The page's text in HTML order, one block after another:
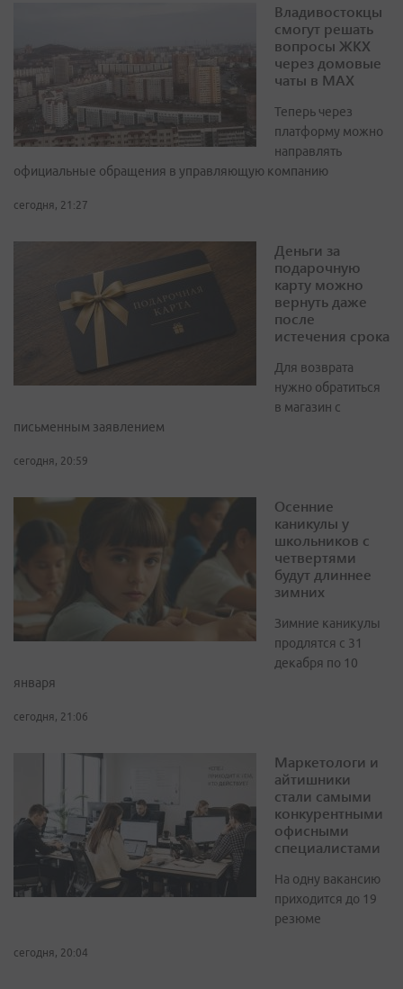
Владивостокцы
смогут решать
вопросы ЖКХ
через домовые
чаты в МАХ
Теперь через
платформу можно
направлять
официальные обращения в управляющую компанию
сегодня, 21:27
Деньги за
подарочную
карту можно
вернуть даже
после
истечения срока
Для возврата
нужно обратиться
в магазин с
письменным заявлением
сегодня, 20:59
Осенние
каникулы у
школьников с
четвертями
будут длиннее
зимних
Зимние каникулы
продлятся с 31
декабря по 10
января
сегодня, 21:06
Маркетологи и
айтишники
стали самыми
конкурентными
офисными
специалистами
На одну вакансию
приходится до 19
резюме
сегодня, 20:04